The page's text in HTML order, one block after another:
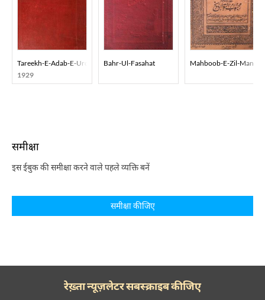
Tareekh-E-Adab-E-Urdu
1929
Bahr-Ul-Fasahat Mahboob-E-Zil-Manan
समीक्षा
इस ईबुक की समीक्षा करने वाले पहले व्यक्ति बनें
समीक्षा कीजिए
रेख़्ता न्यूज़लेटर सबस्क्राइब कीजिए